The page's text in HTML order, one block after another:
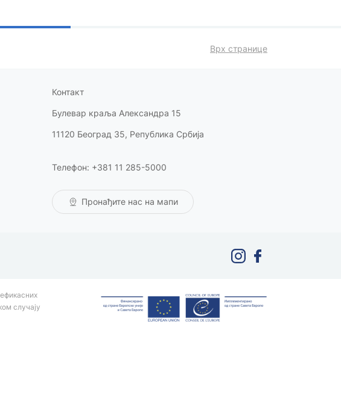
Врх странице
Контакт
Булевар краља Александра 15
11120 Београд 35, Република Србија
Телефон: +381 11 285-5000
Пронађите нас на мапи
случају